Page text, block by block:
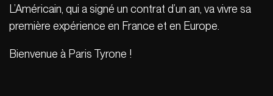
L’Américain, qui a signé un contrat d’un an, va vivre sa
première expérience en France et en Europe.
Bienvenue à Paris Tyrone !